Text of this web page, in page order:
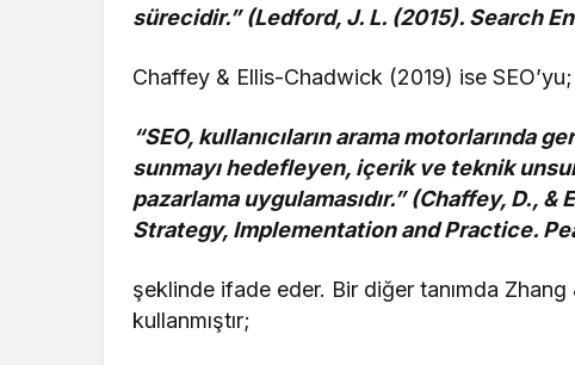
sürecidir.” (Ledford, J. L. (2015). Search
Chaffey & Ellis-Chadwick (2019) ise SEO’yu;
“SEO, kullanıcıların arama
sunmayı hedefleyen, içerik ve teknik
pazarlama uygulamasıdır.” (Chaffey, D.,
Strategy, Implementation and Practice.
şeklinde ifade eder. Bir diğer tanımda
kullanmıştır;